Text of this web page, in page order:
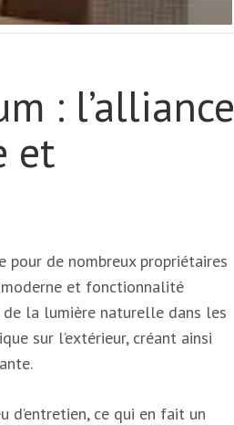
: l’alliance
et
pour de nombreux propriétaires
et fonctionnalité
la lumière naturelle dans les
sur l’extérieur, créant ainsi
d’entretien, ce qui en fait un